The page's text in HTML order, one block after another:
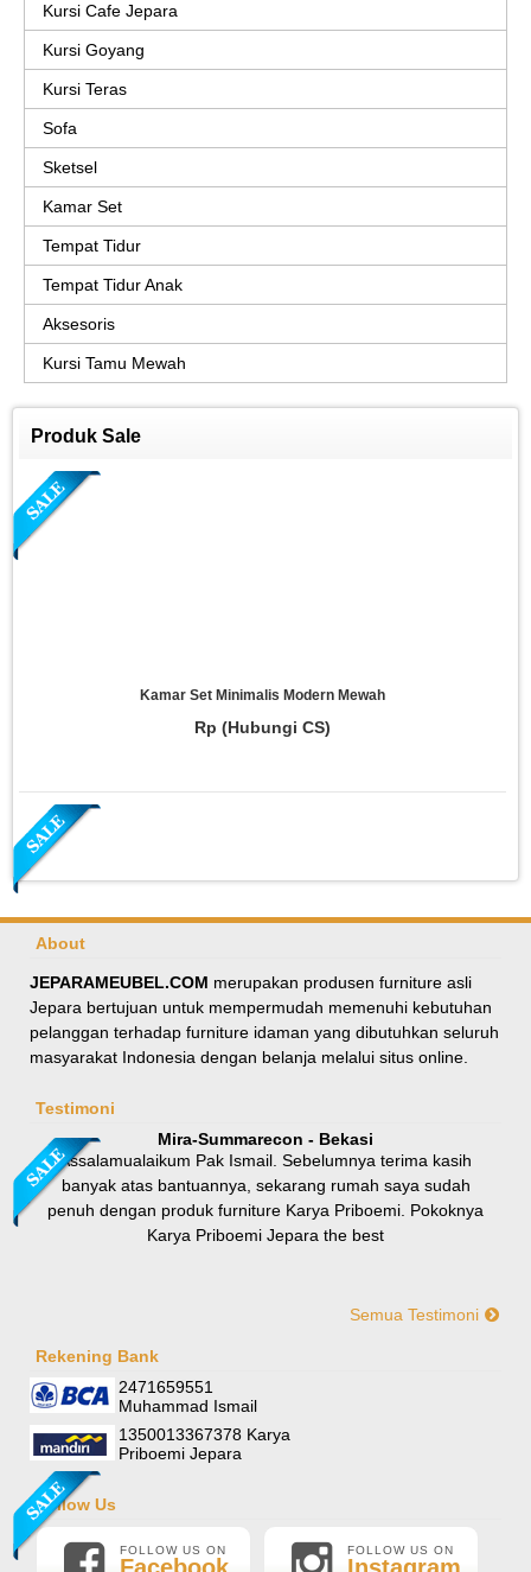
Kursi Cafe Jepara
Kursi Goyang
Kursi Teras
Sofa
Sketsel
Kamar Set
Tempat Tidur
Tempat Tidur Anak
Aksesoris
Kursi Tamu Mewah
Produk Sale
Kamar Set Minimalis Modern Mewah
Rp (Hubungi CS)
Meja Makan Oval Minimalis Kursi Silang
Rp 8.100.0009.000.000
Rp (Hubungi CS)
About
JEPARAMEUBEL.COM merupakan produsen furniture asli
Jepara bertujuan untuk mempermudah memenuhi kebutuhan
pelanggan terhadap furniture idaman yang dibutuhkan seluruh
masyarakat Indonesia dengan belanja melalui situs online.
Testimoni
Mira-Summarecon - Bekasi
Assalamualaikum Pak Ismail. Sebelumnya terima kasih
banyak atas bantuannya, sekarang rumah saya sudah
penuh dengan produk furniture Karya Priboemi. Pokoknya
Karya Priboemi Jepara the best
Hallo mas ismail, terima kasih banyak ya. Barang furniture
kasih banyak mas mail.
Semua Testimoni
Rekening Bank
2471659551
Muhammad Ismail
1350013367378 Karya
Priboemi Jepara
Follow Us
FOLLOW US ON FOLLOW US ON